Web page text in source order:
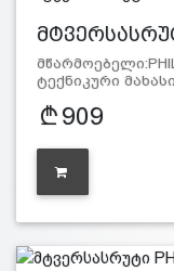
ტექნიკური
909